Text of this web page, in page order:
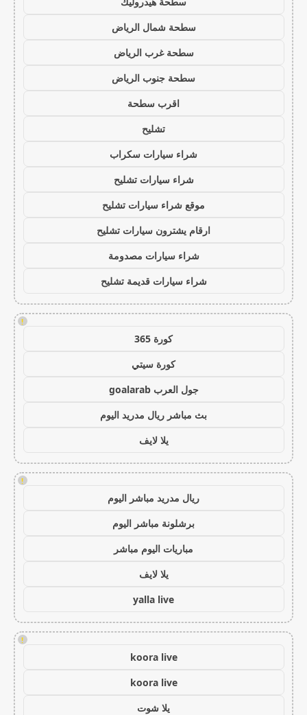
سطحة شمال الرياض
سطحة غرب الرياض
سطحة جنوب الرياض
اقرب سطحة
تشليح
شراء سيارات سكراب
شراء سيارات تشليح
موقع شراء سيارات تشليح
ارقام يشترون سيارات تشليح
شراء سيارات مصدومة
شراء سيارات قديمة تشليح
!
كورة 365
كورة سيتي
جول العرب goalarab
بث مباشر ريال مدريد اليوم
يلا لايف
!
ريال مدريد مباشر اليوم
برشلونة مباشر اليوم
مباريات اليوم مباشر
يلا لايف
yalla live
!
koora live
koora live
يلا شوت